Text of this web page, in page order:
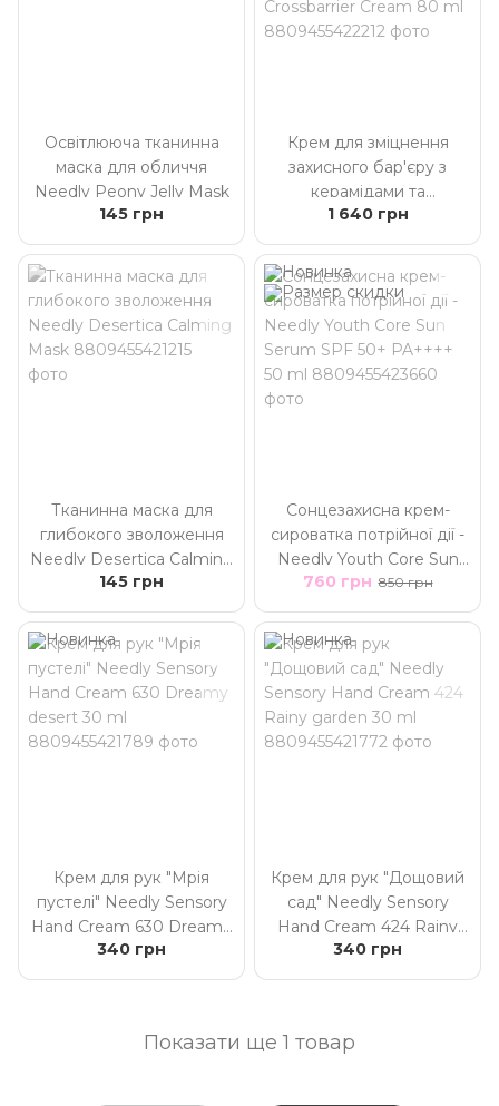
Освітлююча тканинна
маска для обличчя
Needly Peony Jelly Mask
145 грн
Крем для зміцнення
захисного бар'єру з
керамідами та
пантенолом Needly
Crossbarrier Cream 80 ml
1 640 грн
Тканинна маска для
глибокого зволоження
Needly Desertica Calming
Mask
145 грн
Сонцезахисна крем-
сироватка потрійної дії -
Needly Youth Core Sun
Serum SPF 50+ PA++++
50 ml
760 грн 850 грн
Крем для рук "Мрія
пустелі" Needly Sensory
Hand Cream 630 Dreamy
desert 30 ml
340 грн
Крем для рук "Дощовий
сад" Needly Sensory
Hand Cream 424 Rainy
garden 30 ml
340 грн
Показати ще 1 товар